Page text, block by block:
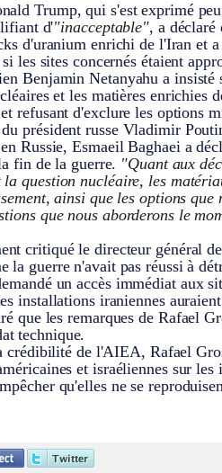
Trump, qui s'est exprimé
d'"inacceptable", a déclaré
d'uranium enrichi de l'Iran et
les sites concernés étaient
Benjamin Netanyahu a insisté
et les matières enrichies
refusant d'exclure les options
président russe Vladimir
Russie, Esmaeil Baghaei a
fin de la guerre. "Quant aux
question nucléaire, les
ainsi que les options que
que nous aborderons le
critiqué le directeur général
la guerre n'avait pas réussi à
un accès immédiat aux
installations iraniennes
que les remarques de Rafael
technique.
crédibilité de l'AIEA, Rafael
et israéliennes sur les
qu'elles ne se